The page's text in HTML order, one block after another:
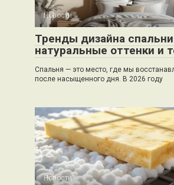
Новости
Тренды дизайна
натуральные оттенки и
Спальня — это место, где мы
после насыщенного дня. В 2026 году
Новости